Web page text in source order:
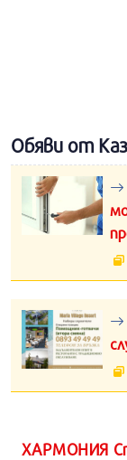
Обяви от
ХАРМОНИЯ